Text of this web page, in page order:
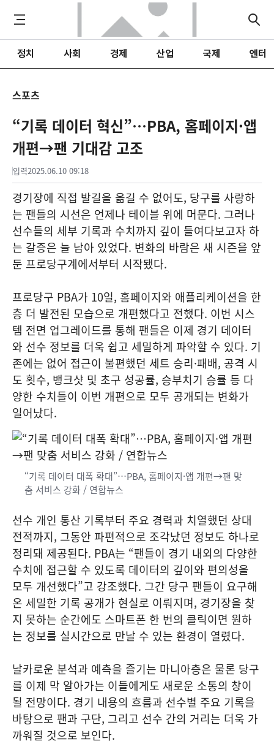
정치 사회 경제 산업 국제 엔터
스포츠
“기록 데이터 혁신”…PBA, 홈페이지·앱
개편→팬 기대감 고조
입력2025.06.10 09:18
경기장에 직접 발길을 옮길 수 없어도, 당구를 사랑하
는 팬들의 시선은 언제나 테이블 위에 머문다. 그러나
선수들의 세부 기록과 수치까지 깊이 들여다보고자 하
는 갈증은 늘 남아 있었다. 변화의 바람은 새 시즌을 앞
둔 프로당구계에서부터 시작됐다.
프로당구 PBA가 10일, 홈페이지와 애플리케이션을 한
층 더 발전된 모습으로 개편했다고 전했다. 이번 시스
템 전면 업그레이드를 통해 팬들은 이제 경기 데이터
와 선수 정보를 더욱 쉽고 세밀하게 파악할 수 있다. 기
존에는 없어 접근이 불편했던 세트 승리·패배, 공격 시
도 횟수, 뱅크샷 및 초구 성공률, 승부치기 승률 등 다
양한 수치들이 이번 개편으로 모두 공개되는 변화가
일어났다.
“기록 데이터 대폭 확대”…PBA, 홈페이지·앱 개편→팬 맞
춤 서비스 강화 / 연합뉴스
선수 개인 통산 기록부터 주요 경력과 치열했던 상대
전적까지, 그동안 파편적으로 조각났던 정보도 하나로
정리돼 제공된다. PBA는 “팬들이 경기 내외의 다양한
수치에 접근할 수 있도록 데이터의 깊이와 편의성을
모두 개선했다”고 강조했다. 그간 당구 팬들이 요구해
온 세밀한 기록 공개가 현실로 이뤄지며, 경기장을 찾
지 못하는 순간에도 스마트폰 한 번의 클릭이면 원하
는 정보를 실시간으로 만날 수 있는 환경이 열렸다.
날카로운 분석과 예측을 즐기는 마니아층은 물론 당구
를 이제 막 알아가는 이들에게도 새로운 소통의 창이
될 전망이다. 경기 내용의 흐름과 선수별 주요 기록을
바탕으로 팬과 구단, 그리고 선수 간의 거리는 더욱 가
까워질 것으로 보인다.